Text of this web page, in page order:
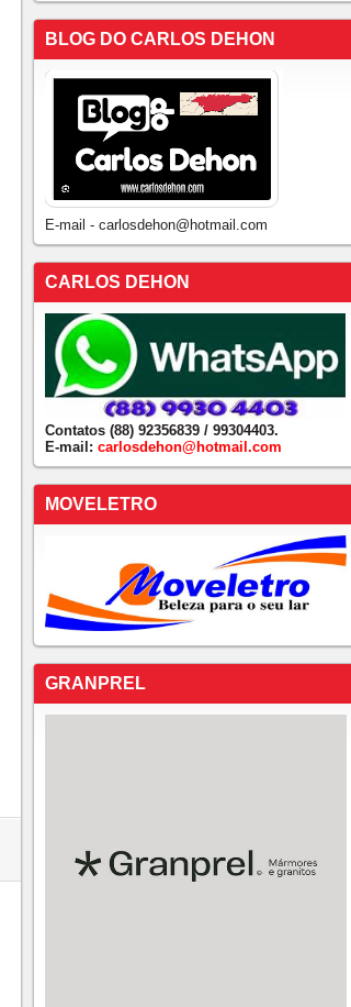
BLOG DO CARLOS DEHON
E-mail - carlosdehon@hotmail.com
CARLOS DEHON
Contatos (88) 92356839 / 99304403.
E-mail: carlosdehon@hotmail.com
MOVELETRO
GRANPREL